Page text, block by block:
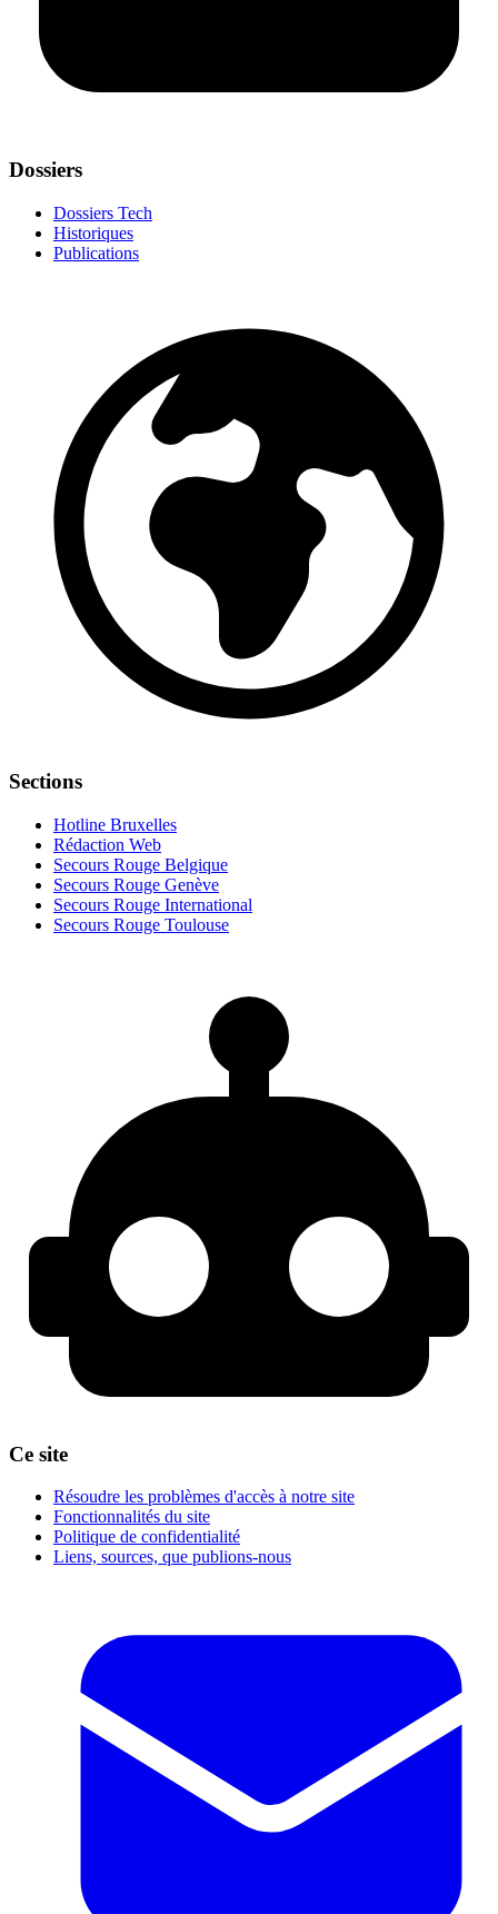
Dossiers
Dossiers Tech
Historiques
Publications
Sections
Hotline Bruxelles
Rédaction Web
Secours Rouge Belgique
Secours Rouge Genève
Secours Rouge International
Secours Rouge Toulouse
Ce site
Résoudre les problèmes d'accès à notre site
Fonctionnalités du site
Politique de confidentialité
Liens, sources, que publions-nous